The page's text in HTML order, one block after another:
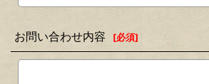
お問い合わせ内容 [必須]